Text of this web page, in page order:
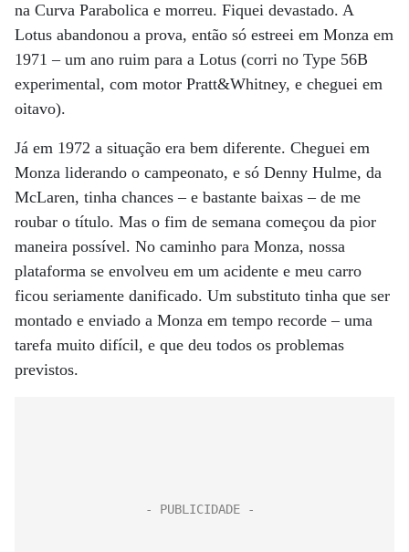
na Curva Parabolica e morreu. Fiquei devastado. A
Lotus abandonou a prova, então só estreei em Monza em
1971 – um ano ruim para a Lotus (corri no Type 56B
experimental, com motor Pratt&Whitney, e cheguei em
oitavo).
Já em 1972 a situação era bem diferente. Cheguei em
Monza liderando o campeonato, e só Denny Hulme, da
McLaren, tinha chances – e bastante baixas – de me
roubar o título. Mas o fim de semana começou da pior
maneira possível. No caminho para Monza, nossa
plataforma se envolveu em um acidente e meu carro
ficou seriamente danificado. Um substituto tinha que ser
montado e enviado a Monza em tempo recorde – uma
tarefa muito difícil, e que deu todos os problemas
previstos.